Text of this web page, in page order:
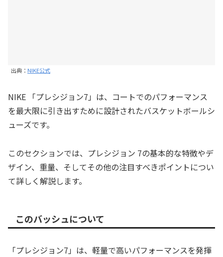
出典： NIKE公式
NIKE 「プレシジョン7」は、コートでのパフォーマンス
を最大限に引き出すために設計されたバスケットボールシ
ューズです。
このセクションでは、プレシジョン 7の基本的な特徴やデ
ザイン、重量、そしてその他の注目すべきポイントについ
て詳しく解説します。
このバッシュについて
「プレシジョン7」は、軽量で高いパフォーマンスを発揮